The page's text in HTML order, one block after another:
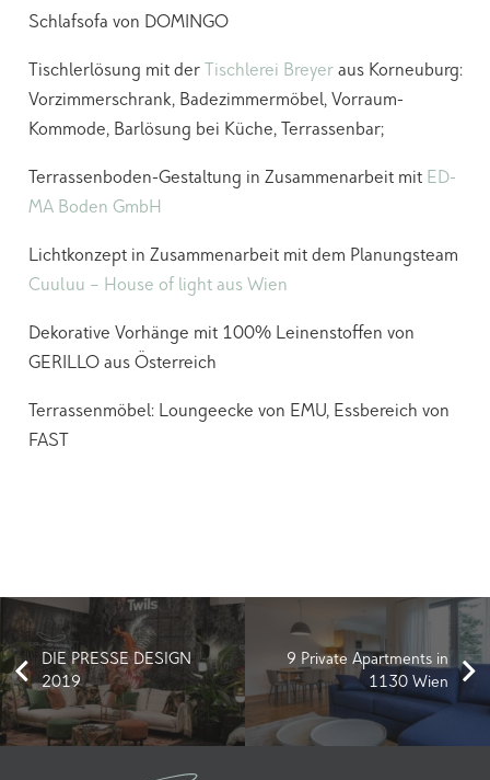
Schlafsofa von DOMINGO
Tischlerlösung mit der Tischlerei Breyeraus Korneuburg:
Vorzimmerschrank, Badezimmermöbel, Vorraum-
Kommode, Barlösung bei Küche, Terrassenbar;
Terrassenboden-Gestaltung in Zusammenarbeit mit ED-
MA Boden GmbH
Lichtkonzept in Zusammenarbeit mit dem Planungsteam
Cuuluu – House of light aus Wien
Dekorative Vorhänge mit 100% Leinenstoffen von
GERILLO aus Österreich
Terrassenmöbel: Loungeecke von EMU, Essbereich von
FAST
DIE PRESSE DESIGN
2019
9 Private Apartments in
1130 Wien